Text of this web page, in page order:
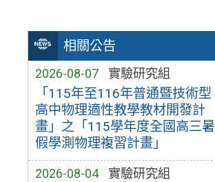
相關公告
2026-08-07 實驗研究組
「115年至116年普通暨技術型
高中物理適性教學教材開發計
畫」之「115學年度全國高三暑
假學測物理複習計畫」
2026-08-04 實驗研究組